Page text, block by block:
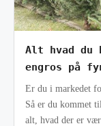
Alt hvad du
engros på
Er du i markedet
Så er du kommet
alt, hvad der er